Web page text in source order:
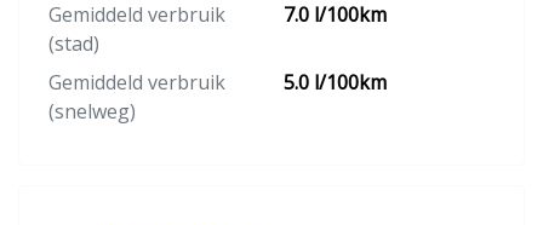
Gemiddeld verbruik
(stad)
7.0 l/100km
Gemiddeld verbruik
(snelweg)
5.0 l/100km